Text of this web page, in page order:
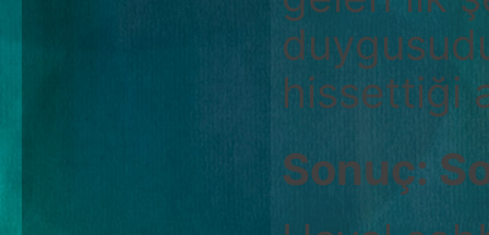
hissettiği
Sonuç: